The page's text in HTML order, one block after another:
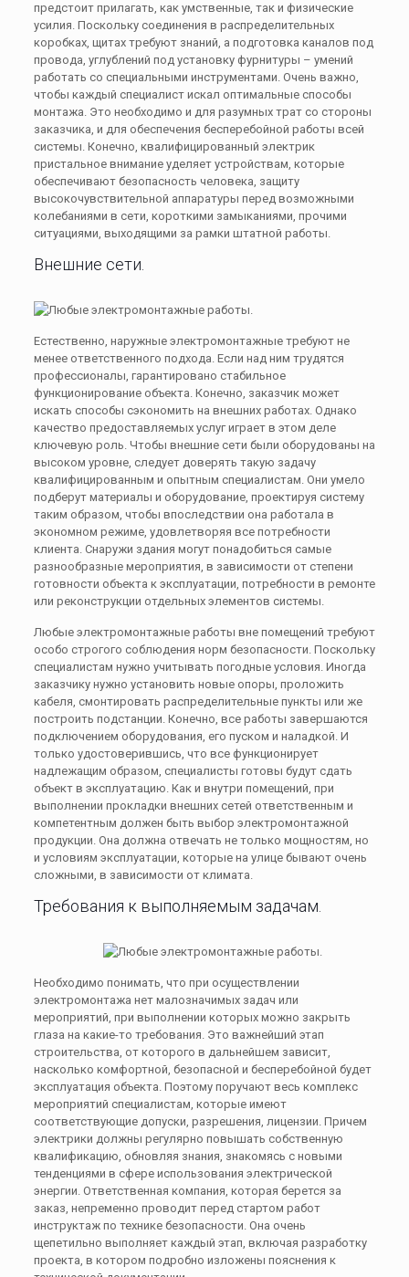
предстоит прилагать, как умственные, так и физические
усилия. Поскольку соединения в распределительных
коробках, щитах требуют знаний, а подготовка каналов под
провода, углублений под установку фурнитуры – умений
работать со специальными инструментами. Очень важно,
чтобы каждый специалист искал оптимальные способы
монтажа. Это необходимо и для разумных трат со стороны
заказчика, и для обеспечения бесперебойной работы всей
системы. Конечно, квалифицированный электрик
пристальное внимание уделяет устройствам, которые
обеспечивают безопасность человека, защиту
высокочувствительной аппаратуры перед возможными
колебаниями в сети, короткими замыканиями, прочими
ситуациями, выходящими за рамки штатной работы.
Внешние сети.
Естественно, наружные электромонтажные требуют не
менее ответственного подхода. Если над ним трудятся
профессионалы, гарантировано стабильное
функционирование объекта. Конечно, заказчик может
искать способы сэкономить на внешних работах. Однако
качество предоставляемых услуг играет в этом деле
ключевую роль. Чтобы внешние сети были оборудованы на
высоком уровне, следует доверять такую задачу
квалифицированным и опытным специалистам. Они умело
подберут материалы и оборудование, проектируя систему
таким образом, чтобы впоследствии она работала в
экономном режиме, удовлетворяя все потребности
клиента. Снаружи здания могут понадобиться самые
разнообразные мероприятия, в зависимости от степени
готовности объекта к эксплуатации, потребности в ремонте
или реконструкции отдельных элементов системы.
Любые электромонтажные работы вне помещений требуют
особо строгого соблюдения норм безопасности. Поскольку
специалистам нужно учитывать погодные условия. Иногда
заказчику нужно установить новые опоры, проложить
кабеля, смонтировать распределительные пункты или же
построить подстанции. Конечно, все работы завершаются
подключением оборудования, его пуском и наладкой. И
только удостоверившись, что все функционирует
надлежащим образом, специалисты готовы будут сдать
объект в эксплуатацию. Как и внутри помещений, при
выполнении прокладки внешних сетей ответственным и
компетентным должен быть выбор электромонтажной
продукции. Она должна отвечать не только мощностям, но
и условиям эксплуатации, которые на улице бывают очень
сложными, в зависимости от климата.
Требования к выполняемым задачам.
Необходимо понимать, что при осуществлении
электромонтажа нет малозначимых задач или
мероприятий, при выполнении которых можно закрыть
глаза на какие-то требования. Это важнейший этап
строительства, от которого в дальнейшем зависит,
насколько комфортной, безопасной и бесперебойной будет
эксплуатация объекта. Поэтому поручают весь комплекс
мероприятий специалистам, которые имеют
соответствующие допуски, разрешения, лицензии. Причем
электрики должны регулярно повышать собственную
квалификацию, обновляя знания, знакомясь с новыми
тенденциями в сфере использования электрической
энергии. Ответственная компания, которая берется за
заказ, непременно проводит перед стартом работ
инструктаж по технике безопасности. Она очень
щепетильно выполняет каждый этап, включая разработку
проекта, в котором подробно изложены пояснения к